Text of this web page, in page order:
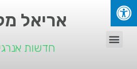
אריאל
חדשות